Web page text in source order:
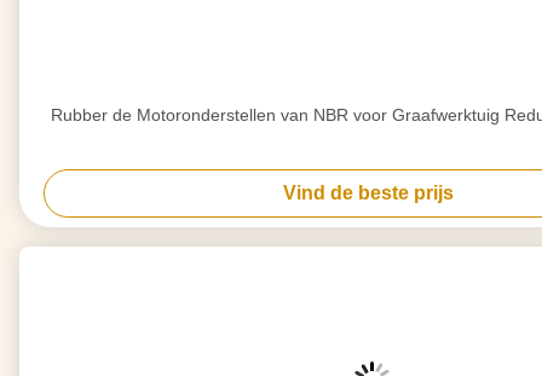
Rubber de Motoronderstellen van NBR voor Graafwerktuig
Vind de beste prijs